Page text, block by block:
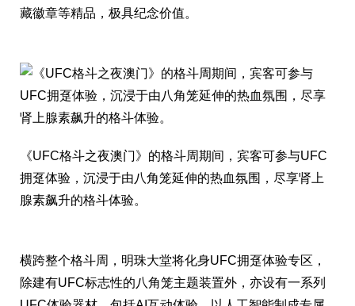
藏徽章等精品，极具纪念价值。
《UFC格斗之夜澳门》的格斗周期间，宾客可参与UFC
拥趸体验，沉浸于由八角笼延伸的热血氛围，尽享肾上
腺素飙升的格斗体验。
横跨整个格斗周，明珠大堂将化身UFC拥趸体验专区，
除建有UFC标志性的八角笼主题装置外，亦设有一系列